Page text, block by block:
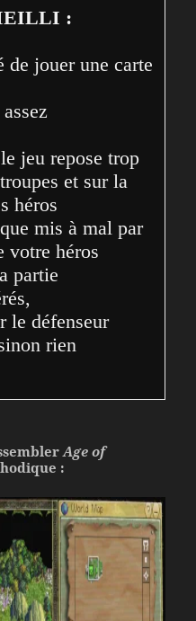
:
et sur la
héros
votre héros
partie
le défenseur
rien
Age of
: